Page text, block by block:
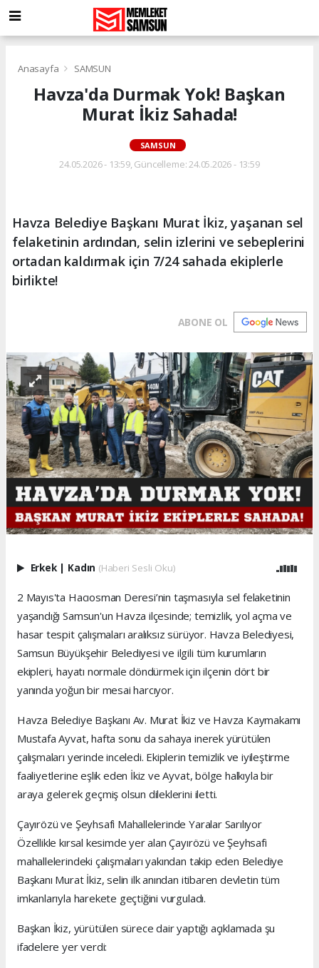
Anasayfa SAMSUN
Havza'da Durmak Yok! Başkan
Murat İkiz Sahada!
SAMSUN
24.05.2026 - 13:59, Güncelleme: 24.05.2026 - 13:59
Havza Belediye Başkanı Murat İkiz, yaşanan sel
felaketinin ardından, selin izlerini ve sebeplerini
ortadan kaldırmak için 7/24 sahada ekiplerle
birlikte!
ABONE OL
Erkek | Kadın (Haberi Sesli Oku)
2 Mayıs'ta Hacıosman Deresi’nin taşmasıyla sel felaketinin
yaşandığı Samsun'un Havza ilçesinde; temizlik, yol açma ve
hasar tespit çalışmaları aralıksız sürüyor. Havza Belediyesi,
Samsun Büyükşehir Belediyesi ve ilgili tüm kurumların
ekipleri, hayatı normale döndürmek için ilçenin dört bir
yanında yoğun bir mesai harcıyor.
Havza Belediye Başkanı Av. Murat İkiz ve Havza Kaymakamı
Mustafa Ayvat, hafta sonu da sahaya inerek yürütülen
çalışmaları yerinde inceledi. Ekiplerin temizlik ve iyileştirme
faaliyetlerine eşlik eden İkiz ve Ayvat, bölge halkıyla bir
araya gelerek geçmiş olsun dileklerini iletti.
Çayırözü ve Şeyhsafi Mahallelerinde Yaralar Sarılıyor
Özellikle kırsal kesimde yer alan Çayırözü ve Şeyhsafi
mahallelerindeki çalışmaları yakından takip eden Belediye
Başkanı Murat İkiz, selin ilk anından itibaren devletin tüm
imkanlarıyla harekete geçtiğini vurguladı.
Başkan İkiz, yürütülen sürece dair yaptığı açıklamada şu
ifadelere yer verdi: